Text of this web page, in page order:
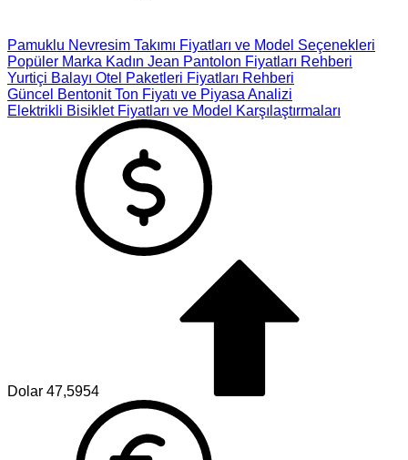
Pamuklu Nevresim Takımı Fiyatları ve Model Seçenekleri
Popüler Marka Kadın Jean Pantolon Fiyatları Rehberi
Yurtiçi Balayı Otel Paketleri Fiyatları Rehberi
Güncel Bentonit Ton Fiyatı ve Piyasa Analizi
Elektrikli Bisiklet Fiyatları ve Model Karşılaştırmaları
Dolar 47,5954